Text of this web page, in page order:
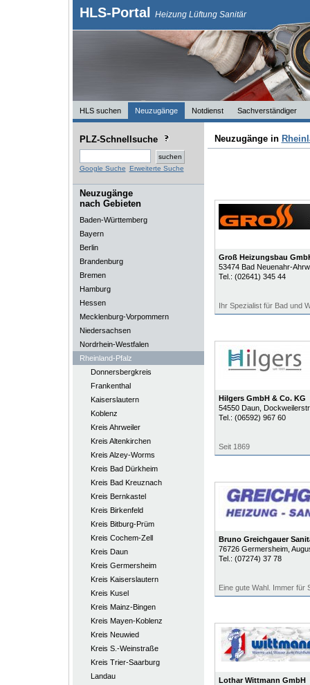
HLS-Portal Heizung Lüftung Sanitär
HLS suchen Neuzugänge Notdienst Sachverständiger
PLZ-Schnellsuche
Google Suche Erweiterte Suche
Neuzugänge
nach Gebieten
Baden-Württemberg
Bayern
Berlin
Brandenburg
Bremen
Hamburg
Hessen
Mecklenburg-Vorpommern
Niedersachsen
Nordrhein-Westfalen
Rheinland-Pfalz
Donnersbergkreis
Frankenthal
Kaiserslautern
Koblenz
Kreis Ahrweiler
Kreis Altenkirchen
Kreis Alzey-Worms
Kreis Bad Dürkheim
Kreis Bad Kreuznach
Kreis Bernkastel
Kreis Birkenfeld
Kreis Bitburg-Prüm
Kreis Cochem-Zell
Kreis Daun
Kreis Germersheim
Kreis Kaiserslautern
Kreis Kusel
Kreis Mainz-Bingen
Kreis Mayen-Koblenz
Kreis Neuwied
Kreis S.-Weinstraße
Kreis Trier-Saarburg
Landau
Neuzugänge in
Groß Heizungsbau
53474 Bad Neuenahr-
Tel.: (02641) 345 44
Ihr Spezialist für Bad und
Hilgers GmbH & Co. KG
54550 Daun,
Tel.: (06592) 967 60
Seit 1869
Bruno Greichgauer
76726 Germersheim,
Tel.: (07274) 37 78
Eine gute Wahl. Immer für
Lothar Wittmann GmbH